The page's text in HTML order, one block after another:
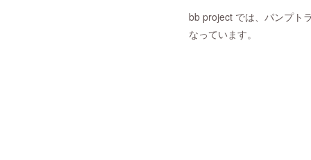
bb project では、パンプト
なっています。